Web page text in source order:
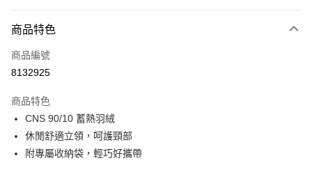
信用卡一次付款
LINE Pay
悠遊付
Google Pay
商品特色
商品編號
8132925
商品特色
CNS 90/10 蓄熱羽絨
休閒舒適立領，呵護頸部
附專屬收納袋，輕巧好攜帶